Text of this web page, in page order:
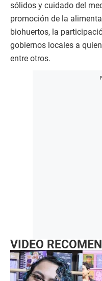
sólidos y cuidado del
promoción de la
biohuertos, la
gobiernos locales a
entre otros.
VIDEO